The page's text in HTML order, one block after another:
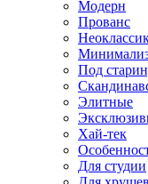
Модерн
Прованс
Под
Элитные
Хай-тек
Для студии